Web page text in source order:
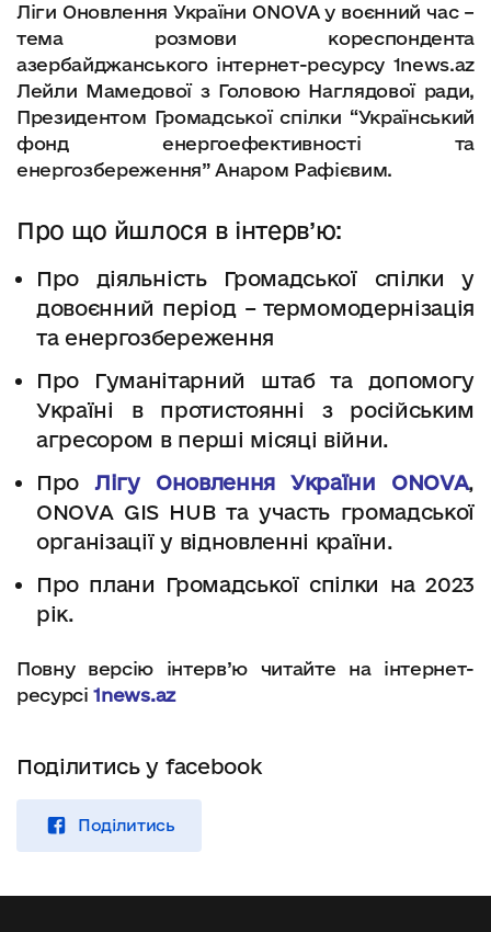
Ліги Оновлення України ONOVA у воєнний час –
тема розмови кореспондента
азербайджанського інтернет-ресурсу 1news.az
Лейли Мамедової з Головою Наглядової ради,
Президентом Громадської спілки “Український
фонд енергоефективності та
енергозбереження” Анаром Рафієвим.
Про що йшлося в інтерв’ю:
Про діяльність Громадської спілки у
довоєнний період – термомодернізація
та енергозбереження
Про Гуманітарний штаб та допомогу
Україні в протистоянні з російським
агресором в перші місяці війни.
ПроЛігу Оновлення України ONOVA,
ONOVA GIS HUB та участь громадської
організації у відновленні країни.
Про плани Громадської спілки на 2023
рік.
Повну версію інтерв’ю читайте на інтернет-
ресурсі1news.az
Поділитись у facebook
Поділитись